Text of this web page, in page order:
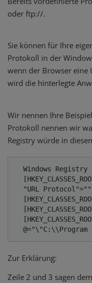
oder ftp://.
Sie können für Ihre
Protokoll in der
wenn der Browser eine
wird die hinterlegte
Wir nennen Ihre
Protokoll nennen wir
Registry würde in
Zur Erklärung:
Zeile 2 und 3 sagen